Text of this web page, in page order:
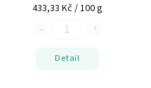
433,33 Kč / 100 g
Detail